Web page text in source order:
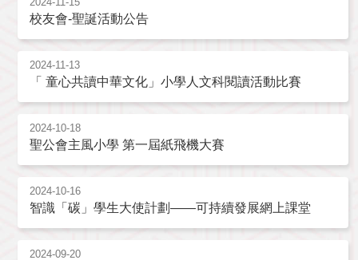
校友會-聖誕活動公告
2024-11-13
「 童心共讀中華文化」小學人文科閱讀活動比賽
2024-10-18
聖公會主風小學 第一屆紙飛機大賽
2024-10-16
智識「碳」學生大使計劃——可持續發展網上課堂
2024-09-20